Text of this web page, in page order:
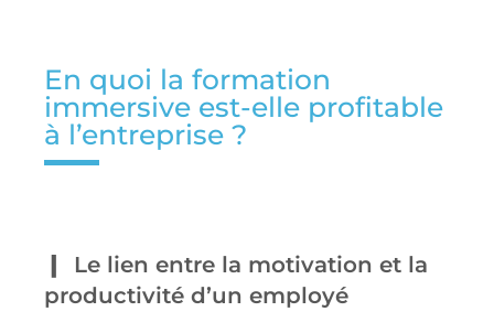
En quoi la formation
immersive est-elle profitable
à l’entreprise ?
Le lien entre la motivation et la
productivité d’un employé